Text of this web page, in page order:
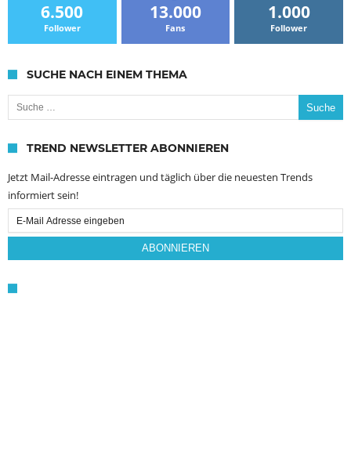
6.500
Follower
13.000
Fans
1.000
Follower
SUCHE NACH EINEM THEMA
Suche nach:
TREND NEWSLETTER ABONNIEREN
Jetzt Mail-Adresse eintragen und täglich über die neuesten Trends
informiert sein!
Email
Subscription
ABONNIEREN